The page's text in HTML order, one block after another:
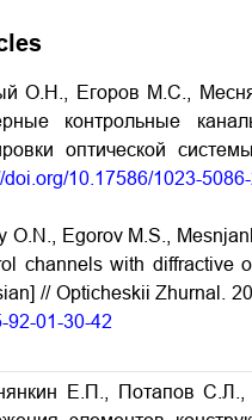
О.Н., Егоров М.С.,
контрольные
оптической
doi.org/10.17586/1023-
O.N., Egorov M.S.,
channels with diffractive
// Opticheskii Zhurnal.
92-01-30-42
Е.П., Потапов С.Л.,